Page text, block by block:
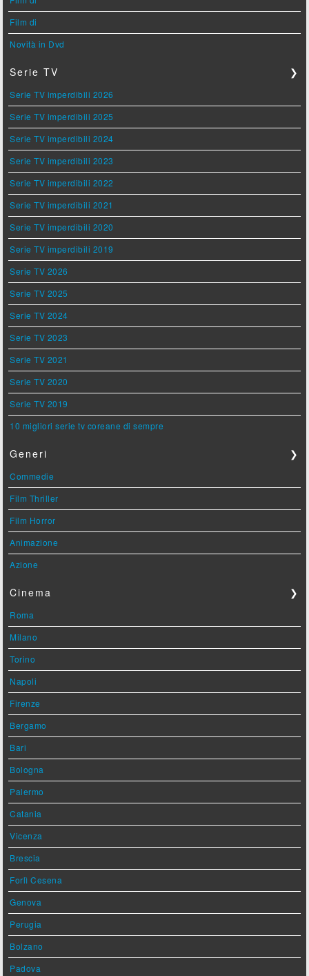
Film di
Novità in Dvd
Serie TV ❯
Serie TV imperdibili 2026
Serie TV imperdibili 2025
Serie TV imperdibili 2024
Serie TV imperdibili 2023
Serie TV imperdibili 2022
Serie TV imperdibili 2021
Serie TV imperdibili 2020
Serie TV imperdibili 2019
Serie TV 2026
Serie TV 2025
Serie TV 2024
Serie TV 2023
Serie TV 2021
Serie TV 2020
Serie TV 2019
10 migliori serie tv coreane di sempre
Generi ❯
Commedie
Film Thriller
Film Horror
Animazione
Azione
Cinema ❯
Roma
Milano
Torino
Napoli
Firenze
Bergamo
Bari
Bologna
Palermo
Catania
Vicenza
Brescia
Forlì Cesena
Genova
Perugia
Bolzano
Padova